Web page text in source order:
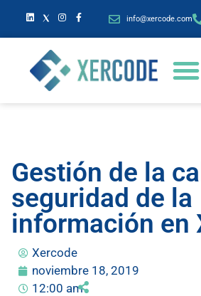
info@xercode.com
Gestión de la
seguridad de la
información en
Xercode
noviembre 18, 2019
12:00 am